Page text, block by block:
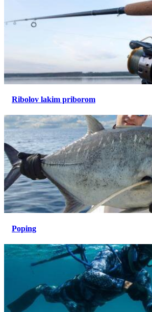
Ribolov lakim priborom
Poping